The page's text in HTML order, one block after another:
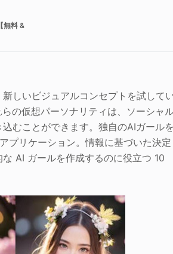
無料 &
しいビジュアルコンセプトを試して
の仮想パーソナリティは、ソーシャ
むことができます。独自のAIガール
プリケーション。情報に基づいた決定
AI ガールを作成するのに役立つ 10